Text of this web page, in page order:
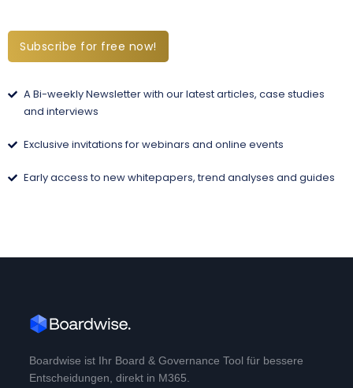
Subscribe for free now!
A Bi-weekly Newsletter with our latest articles, case studies
and interviews
Exclusive invitations for webinars and online events
Early access to new whitepapers, trend analyses and guides
Boardwise ist Ihr Board & Governance Tool für bessere
Entscheidungen, direkt in M365.